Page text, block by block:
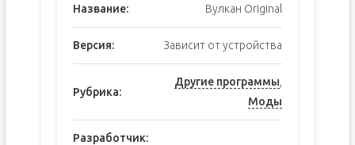
Название: Вулкан Original
Версия: Зависит от устройства
Рубрика:
Другие программы
Моды
Разработчик: